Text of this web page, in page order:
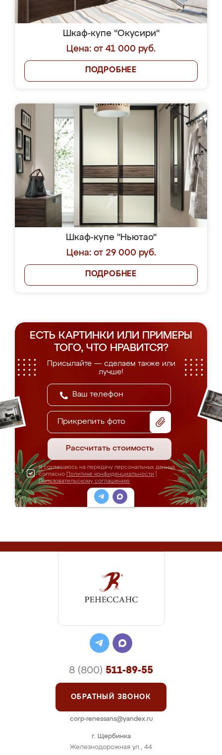
Шкаф-купе "Окусири"
Цена: от 41 000 руб.
ПОДРОБНЕЕ
Шкаф-купе "Ньютао"
Цена: от 29 000 руб.
ПОДРОБНЕЕ
ЕСТЬ КАРТИНКИ ИЛИ ПРИМЕРЫ
ТОГО, ЧТО НРАВИТСЯ?
Присылайте — сделаем также или
лучше!
Прикрепить фото
Рассчитать стоимость
Я соглашаюсь на передачу персональных данных
согласно Политике конфиденциальности
Пользовательскому соглашению
г. Щербинка
Железнодорожная ул., 44
8 (800) 511-89-55
ОБРАТНЫЙ ЗВОНОК
corp-renessans@yandex.ru